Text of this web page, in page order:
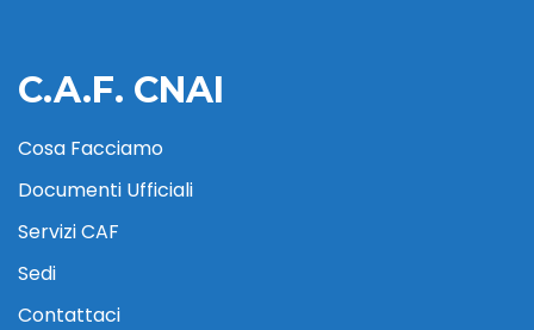
C.A.F. CNAI
Cosa Facciamo
Documenti Ufficiali
Servizi CAF
Sedi
Contattaci